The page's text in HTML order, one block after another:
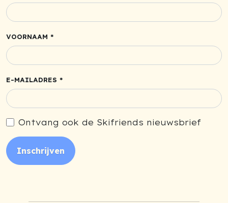
VOORNAAM *
E-MAILADRES *
Ontvang ook de Skifriends nieuwsbrief
Inschrijven